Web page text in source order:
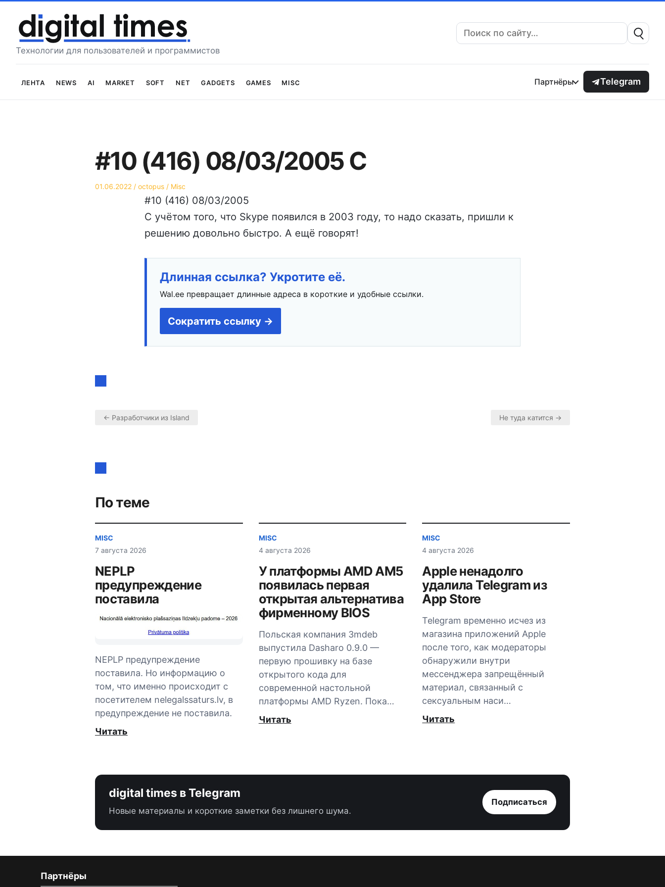
содержимому
Технологии для пользователей и программистов
Поиск:
Лента News AI Market Soft Net Gadgets Games Misc Партнёры Telegram
#10 (416) 08/03/2005 С
Опубликовано
01.06.2022 Автор
octopus
Опубликовано
в
Misc
#10 (416) 08/03/2005
С учётом того, что Skype появился в 2003 году, то надо сказать, пришли к
решению довольно быстро. А ещё говорят!
Длинная ссылка? Укротите её.
Wal.ee превращает длинные адреса в короткие и удобные ссылки.
Сократить ссылку →
по
записям
← Разработчики из Island Не туда катится →
По теме
MISC
7 августа 2026
NEPLP
предупреждение
поставила
NEPLP предупреждение
поставила. Но информацию о
том, что именно происходит с
посетителем nelegalssaturs.lv, в
предупреждение не поставила.
Читать
MISC
4 августа 2026
У платформы AMD AM5
появилась первая
открытая альтернатива
фирменному BIOS
Польская компания 3mdeb
выпустила Dasharo 0.9.0 —
первую прошивку на базе
открытого кода для
современной настольной
платформы AMD Ryzen. Пока…
Читать
MISC
4 августа 2026
Apple ненадолго
удалила Telegram из
App Store
Telegram временно исчез из
магазина приложений Apple
после того, как модераторы
обнаружили внутри
мессенджера запрещённый
материал, связанный с
сексуальным наси…
Читать
digital times в Telegram
Новые материалы и короткие заметки без лишнего шума.
Подписаться
Партнёры